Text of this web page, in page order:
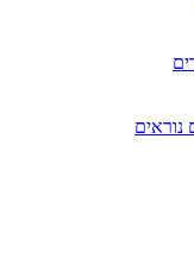
נוראים